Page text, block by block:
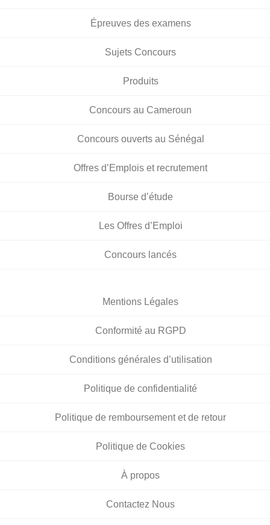
Épreuves des examens
Sujets Concours
Produits
Concours au Cameroun
Concours ouverts au Sénégal
Offres d’Emplois et recrutement
Bourse d’étude
Les Offres d’Emploi
Concours lancés
Mentions Légales
Conformité au RGPD
Conditions générales d’utilisation
Politique de confidentialité
Politique de remboursement et de retour
Politique de Cookies
À propos
Contactez Nous